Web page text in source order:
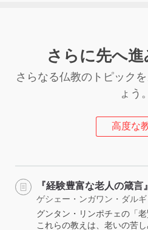
さらに先へ進
さらなる仏教のトピック
ょう。
高度な
『経験豊富な老人の箴言
ゲシェー・ンガワン・ダル
グンタン・リンポチェの「
これらの教えは、老いの苦